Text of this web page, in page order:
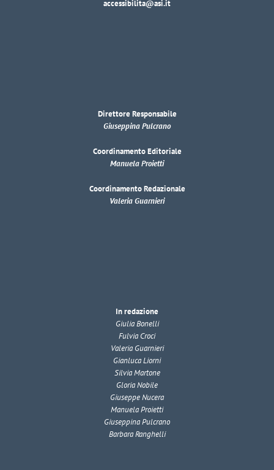
accessibilita@asi.it
Direttore Responsabile
Giuseppina Pulcrano
Coordinamento Editoriale
Manuela Proietti
Coordinamento Redazionale
Valeria Guarnieri
In redazione
Giulia Bonelli
Fulvia Croci
Valeria Guarnieri
Gianluca Liorni
Silvia Martone
Gloria Nobile
Giuseppe Nucera
Manuela Proietti
Giuseppina Pulcrano
Barbara Ranghelli